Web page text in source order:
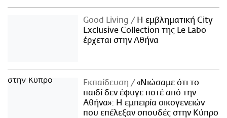
Good Living
Η εμβληματική City
Exclusive Collection της Le Labo
έρχεται στην Αθήνα
Εκπαίδευση
«Νιώσαμε ότι το
παιδί δεν έφυγε ποτέ από την
Αθήνα»: Η εμπειρία οικογενειών
που επέλεξαν σπουδές στην Κύπρο